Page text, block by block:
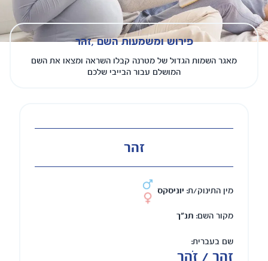
פירוש ומשמעות השם ,זהר
מאגר השמות הגדול של מטרנה קבלו השראה ומצאו את השם
המושלם עבור הבייבי שלכם
זהר
מין התינוק/ת: יוניסקס
מקור השם: תנ"ך
שם בעברית:
זהר / זֹהַר